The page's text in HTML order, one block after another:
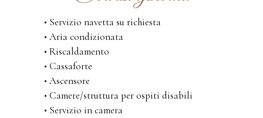
• Servizio navetta su richiesta
• Aria condizionata
• Riscaldamento
• Cassaforte
• Ascensore
• Camere/struttura per ospiti disabili
• Servizio in camera